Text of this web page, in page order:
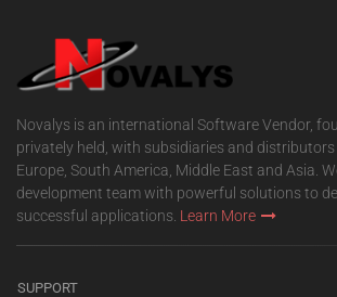
Novalys is an international Software Vendor,
privately held, with subsidiaries and distributors
Europe, South America, Middle East and Asia.
development team with powerful solutions to
successful applications. Learn More
SUPPORT